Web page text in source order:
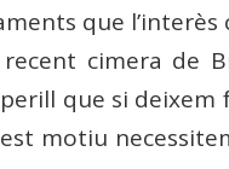
que
cimera de
que si
motiu